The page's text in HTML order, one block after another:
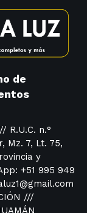
de
R.U.C. n.°
Mz. 7, Lt. 75,
y
+51 995 949
///